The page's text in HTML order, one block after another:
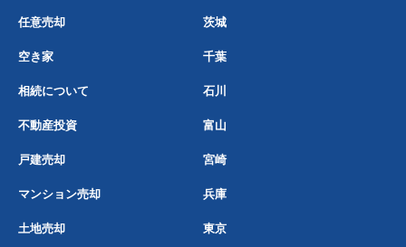
任意売却 茨城
空き家 千葉
相続について 石川
不動産投資 富山
戸建売却 宮崎
マンション売却 兵庫
土地売却 東京